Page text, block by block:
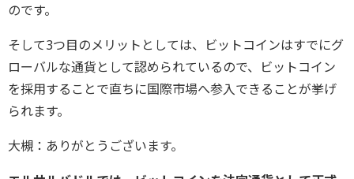
のです。
そして3つ目のメリットとしては、ビットコインはすでにグ
ローバルな通貨として認められているので、ビットコイン
を採用することで直ちに国際市場へ参入できることが挙げ
られます。
大槻：ありがとうございます。